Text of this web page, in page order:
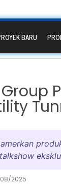
BARU
2025